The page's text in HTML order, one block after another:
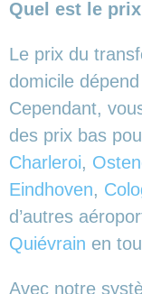
Quel est le
Le prix du
domicile
Cependant,
des prix bas
Charleroi,
Eindhoven,
d’autres
Quiévrain en
Avec notre